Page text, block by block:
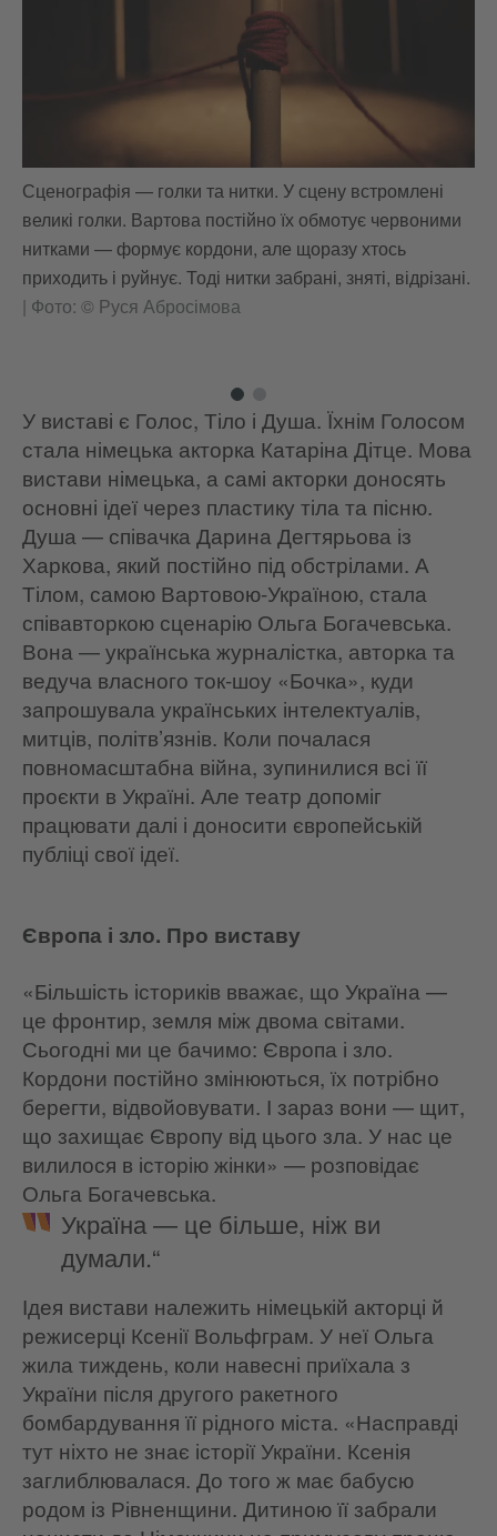
Сценографія — голки та нитки. У сцену встромлені
великі голки. Вартова постійно їх обмотує червоними
нитками — формує кордони, але щоразу хтось
приходить і руйнує. Тоді нитки забрані, зняті, відрізані.
| Фото: © Руся Абросімова
У виставі є Голос, Тіло і Душа. Їхнім Голосом
стала німецька акторка Катаріна Дітце. Мова
вистави німецька, а самі акторки доносять
основні ідеї через пластику тіла та пісню.
Душа — співачка Дарина Дегтярьова із
Харкова, який постійно під обстрілами. А
Тілом, самою Вартовою-Україною, стала
співавторкою сценарію Ольга Богачевська.
Вона — українська журналістка, авторка та
ведуча власного ток-шоу «Бочка», куди
запрошувала українських інтелектуалів,
митців, політв’язнів. Коли почалася
повномасштабна війна, зупинилися всі її
проєкти в Україні. Але театр допоміг
працювати далі і доносити європейській
публіці свої ідеї.
Європа і зло. Про виставу
«Більшість істориків вважає, що Україна —
це фронтир, земля між двома світами.
Сьогодні ми це бачимо: Європа і зло.
Кордони постійно змінюються, їх потрібно
берегти, відвойовувати. І зараз вони — щит,
що захищає Європу від цього зла. У нас це
вилилося в історію жінки» — розповідає
Ольга Богачевська.
Україна — це більше, ніж ви
думали.“
Ідея вистави належить німецькій акторці й
режисерці Ксенії Вольфграм. У неї Ольга
жила тиждень, коли навесні приїхала з
України після другого ракетного
бомбардування її рідного міста. «Насправді
тут ніхто не знає історії України. Ксенія
заглиблювалася. До того ж має бабусю
родом із Рівненщини. Дитиною її забрали